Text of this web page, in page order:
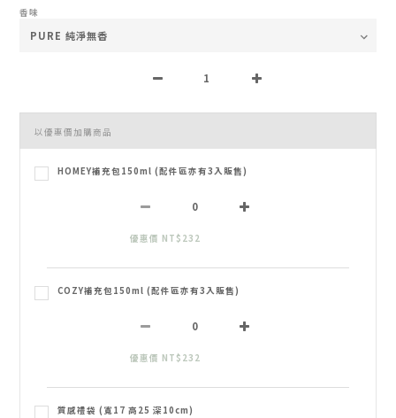
香味
以優惠價加購商品
HOMEY補充包150ml (配件區亦有3入販售)
優惠價 NT$232
COZY補充包150ml (配件區亦有3入販售)
優惠價 NT$232
質感禮袋 (寬17 高25 深10cm)